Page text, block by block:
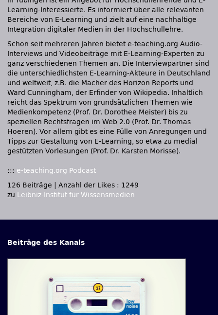
Learning-Interessierte. Es informiert über alle relevanten
Bereiche von E-Learning und zielt auf eine nachhaltige
Integration digitaler Medien in der Hochschullehre.
Schon seit mehreren Jahren bietet e-teaching.org Audio-
Interviews und Videobeiträge mit E-Learning-Experten zu
ganz verschiedenen Themen an. Die Interviewpartner sind
die unterschiedlichsten E-Learning-Akteure in Deutschland
und weltweit, z.B. die Macher des Horizon Reports und
Ward Cunningham, der Erfinder von Wikipedia. Inhaltlich
reicht das Spektrum von grundsätzlichen Themen wie
Medienkompetenz (Prof. Dr. Dorothee Meister) bis zu
speziellen Rechtsfragen im Web 2.0 (Prof. Dr. Thomas
Hoeren). Vor allem gibt es eine Fülle von Anregungen und
Tipps zur Gestaltung von E-Learning, so etwa zu medial
gestützten Vorlesungen (Prof. Dr. Karsten Morisse).
::: e-teaching.org Podcast
126 Beiträge
Anzahl der Likes : 1249
zu Leibniz-Institut für Wissensmedien
Beiträge des Kanals